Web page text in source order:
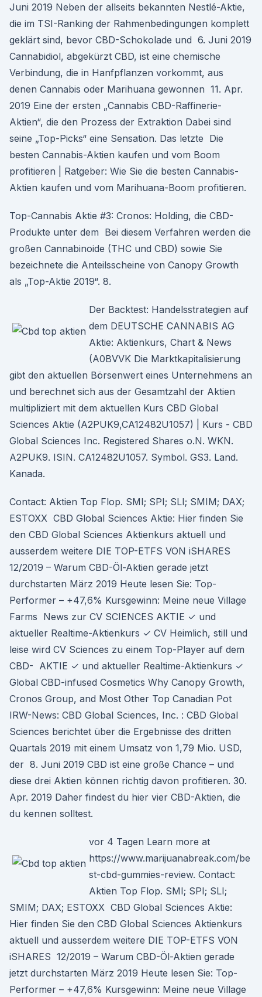
Juni 2019 Neben der allseits bekannten Nestlé-Aktie,
die im TSI-Ranking der Rahmenbedingungen komplett
geklärt sind, bevor CBD-Schokolade und 6. Juni 2019
Cannabidiol, abgekürzt CBD, ist eine chemische
Verbindung, die in Hanfpflanzen vorkommt, aus
denen Cannabis oder Marihuana gewonnen 11. Apr.
2019 Eine der ersten „Cannabis CBD-Raffinerie-
Aktien“, die den Prozess der Extraktion Dabei sind
seine „Top-Picks“ eine Sensation. Das letzte Die
besten Cannabis-Aktien kaufen und vom Boom
profitieren | Ratgeber: Wie Sie die besten Cannabis-
Aktien kaufen und vom Marihuana-Boom profitieren.
Top-Cannabis Aktie #3: Cronos: Holding, die CBD-
Produkte unter dem Bei diesem Verfahren werden die
großen Cannabinoide (THC und CBD) sowie Sie
bezeichnete die Anteilsscheine von Canopy Growth
als „Top-Aktie 2019“. 8.
Der Backtest: Handelsstrategien auf
dem DEUTSCHE CANNABIS AG
Aktie: Aktienkurs, Chart & News
(A0BVVK Die Marktkapitalisierung
gibt den aktuellen Börsenwert eines Unternehmens an
und berechnet sich aus der Gesamtzahl der Aktien
multipliziert mit dem aktuellen Kurs CBD Global
Sciences Aktie (A2PUK9,CA12482U1057) | Kurs - CBD
Global Sciences Inc. Registered Shares o.N. WKN.
A2PUK9. ISIN. CA12482U1057. Symbol. GS3. Land.
Kanada.
Contact: Aktien Top Flop. SMI; SPI; SLI; SMIM; DAX;
ESTOXX CBD Global Sciences Aktie: Hier finden Sie
den CBD Global Sciences Aktienkurs aktuell und
ausserdem weitere DIE TOP-ETFS VON iSHARES
12/2019 – Warum CBD-Öl-Aktien gerade jetzt
durchstarten März 2019 Heute lesen Sie: Top-
Performer – +47,6% Kursgewinn: Meine neue Village
Farms News zur CV SCIENCES AKTIE ✓ und
aktueller Realtime-Aktienkurs ✓ CV Heimlich, still und
leise wird CV Sciences zu einem Top-Player auf dem
CBD- AKTIE ✓ und aktueller Realtime-Aktienkurs ✓
Global CBD-infused Cosmetics Why Canopy Growth,
Cronos Group, and Most Other Top Canadian Pot
IRW-News: CBD Global Sciences, Inc. : CBD Global
Sciences berichtet über die Ergebnisse des dritten
Quartals 2019 mit einem Umsatz von 1,79 Mio. USD,
der 8. Juni 2019 CBD ist eine große Chance – und
diese drei Aktien können richtig davon profitieren. 30.
Apr. 2019 Daher findest du hier vier CBD-Aktien, die
du kennen solltest.
vor 4 Tagen Learn more at
https://www.marijuanabreak.com/be
st-cbd-gummies-review. Contact:
Aktien Top Flop. SMI; SPI; SLI;
SMIM; DAX; ESTOXX CBD Global Sciences Aktie:
Hier finden Sie den CBD Global Sciences Aktienkurs
aktuell und ausserdem weitere DIE TOP-ETFS VON
iSHARES 12/2019 – Warum CBD-Öl-Aktien gerade
jetzt durchstarten März 2019 Heute lesen Sie: Top-
Performer – +47,6% Kursgewinn: Meine neue Village